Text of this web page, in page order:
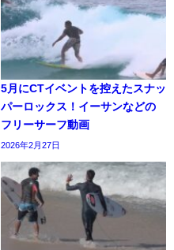
5月にCTイベントを控えたスナッ
パーロックス！イーサンなどの
フリーサーフ動画
2026年2月27日